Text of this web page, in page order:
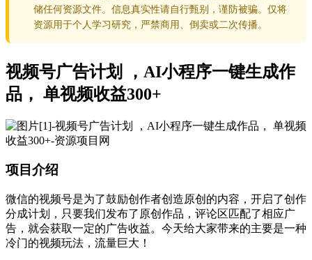
储任何资源文件。信息真实性请自行甄别，谨防被骗。仅将
资源用于个人学习研究，严禁商用、倒卖或二次传播。
视频号广告计划 ，AI小程序一键生成作
品， 单视频收益300+
项目介绍
微信的视频号是为了鼓励创作者创造原创的内容，开启了创作
分成计划，只要我们发布了原创作品，评论区匹配了相应广
告，就会获取一定的广告收益。今天给大家带来的主要是一种
冷门的视频玩法，流量巨大！